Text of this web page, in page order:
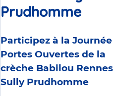
Prudhomme
Participez à la Journée
Portes Ouvertes de la
crèche Babilou Rennes
Sully Prudhomme